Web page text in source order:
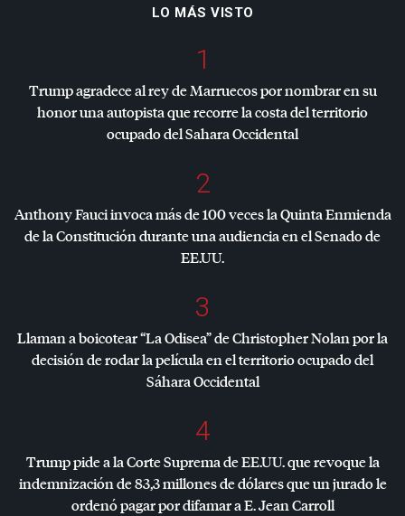
LO MÁS VISTO
1
Trump agradece al rey de Marruecos por nombrar en su
honor una autopista que recorre la costa del territorio
ocupado del Sahara Occidental
2
Anthony Fauci invoca más de 100 veces la Quinta Enmienda
de la Constitución durante una audiencia en el Senado de
EE.UU.
3
Llaman a boicotear “La Odisea” de Christopher Nolan por la
decisión de rodar la película en el territorio ocupado del
Sáhara Occidental
4
Trump pide a la Corte Suprema de EE.UU. que revoque la
indemnización de 83,3 millones de dólares que un jurado le
ordenó pagar por difamar a E. Jean Carroll